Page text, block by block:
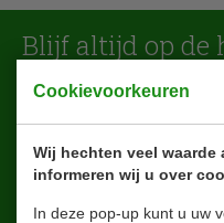
Cookievoorkeuren
Wij hechten veel waarde
informeren wij u over
In deze pop-up kunt u uw
Blijf altijd op de